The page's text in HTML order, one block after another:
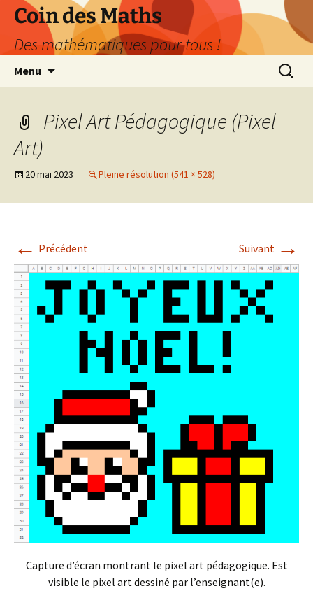
Aller
contenu
Coin des Maths
Des mathématiques pour tous !
Menu
Pixel Art Pédagogique (Pixel
Art)
20 mai 2023 Pleine résolution (541 × 528)
← Précédent Suivant →
Capture d’écran montrant le pixel art pédagogique. Est
visible le pixel art dessiné par l’enseignant(e).